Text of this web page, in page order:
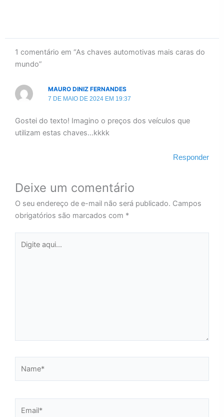
1 comentário em “As chaves automotivas mais caras do
mundo”
MAURO DINIZ FERNANDES
7 DE MAIO DE 2024 EM 19:37
Gostei do texto! Imagino o preços dos veículos que
utilizam estas chaves…kkkk
Responder
Deixe um comentário
O seu endereço de e-mail não será publicado. Campos
obrigatórios são marcados com *
aqui...